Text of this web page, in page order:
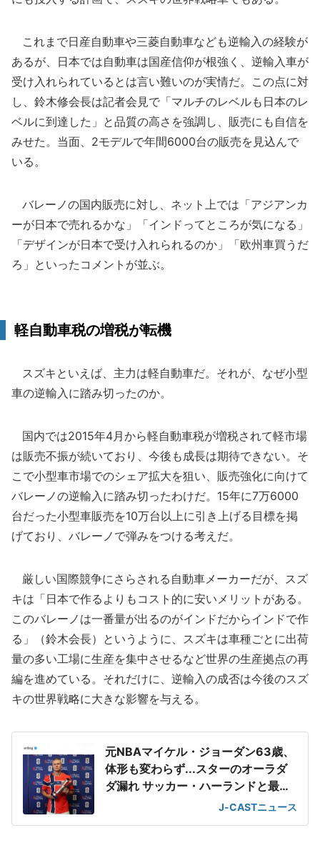
これまで日産自動車や三菱自動車なども逆輸入の経験が
あるが、日本では自動車は国産信仰が根強く、逆輸入車が
受け入れられているとは言い難いのが実情だ。この点に対
し、鈴木修会長は記者会見で「マルチのレベルも日本のレ
ベルに到達した」と品質の高さを強調し、販売にも自信を
みせた。当面、2モデルで年間6000台の販売を見込んで
いる。
バレーノの国内販売に対し、ネット上では「アジアンカ
ーが日本で売れるかな」「インドってところが気になる」
「デザインが日本で受け入れられるのか」「欧州車買うだ
ろ」といったコメントが並ぶ。
軽自動車税の増税が転機
スズキといえば、主力は軽自動車だ。それが、なぜ小型
車の逆輸入に踏み切ったのか。
国内では2015年4月から軽自動車税が増税されて軽市場
は販売不振が続いており、今後も成長は期待できない。そ
こで小型車市場でのシェア拡大を狙い、販売強化に向けて
バレーノの逆輸入に踏み切ったわけだ。15年に7万6000
台だった小型車販売を10万台以上に引き上げる目標を掲
げており、バレーノで弾みをつける考えだ。
厳しい国際競争にさらされる自動車メーカーだが、スズ
キは「日本で作るよりもコスト的に安いメリットがある。
このバレーノは一番量が出るのがインドだからインドで作
る」（鈴木会長）というように、スズキは車種ごとに出荷
量の多い工場に生産を集中させるなど世界の生産拠点の再
編を進めている。それだけに、逆輸入の成否は今後のスズ
キの世界戦略に大きな影響を与える。
元NBAマイケル・ジョーダン63歳、
体形も変わらず...スターのオーラダ
ダ漏れ サッカー・ハーランドと最強
J-CASTニュース